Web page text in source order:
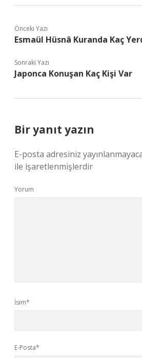
Önceki Yazı
Esmaül Hüsnâ Kuranda Kaç
Sonraki Yazı
Japonca Konuşan Kaç Kişi Var
Bir yanıt yazın
E-posta adresiniz
ile işaretlenmişlerdir
Yorum
İsim*
E-Posta*